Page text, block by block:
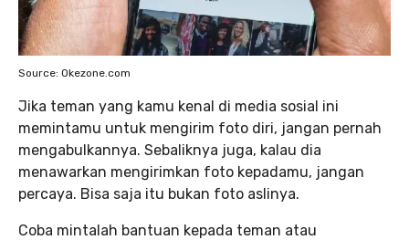
Source: Okezone.com
Jika teman yang kamu kenal di media sosial ini
memintamu untuk mengirim foto diri, jangan pernah
mengabulkannya. Sebaliknya juga, kalau dia
menawarkan mengirimkan foto kepadamu, jangan
percaya. Bisa saja itu bukan foto aslinya.
Coba mintalah bantuan kepada teman atau